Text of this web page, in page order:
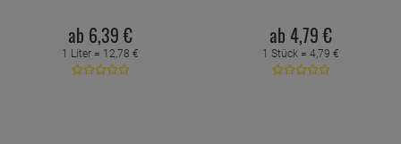
ab 6,39 €
1 Liter = 12,78 €
ab 4,79 €
1 Stück = 4,79 €